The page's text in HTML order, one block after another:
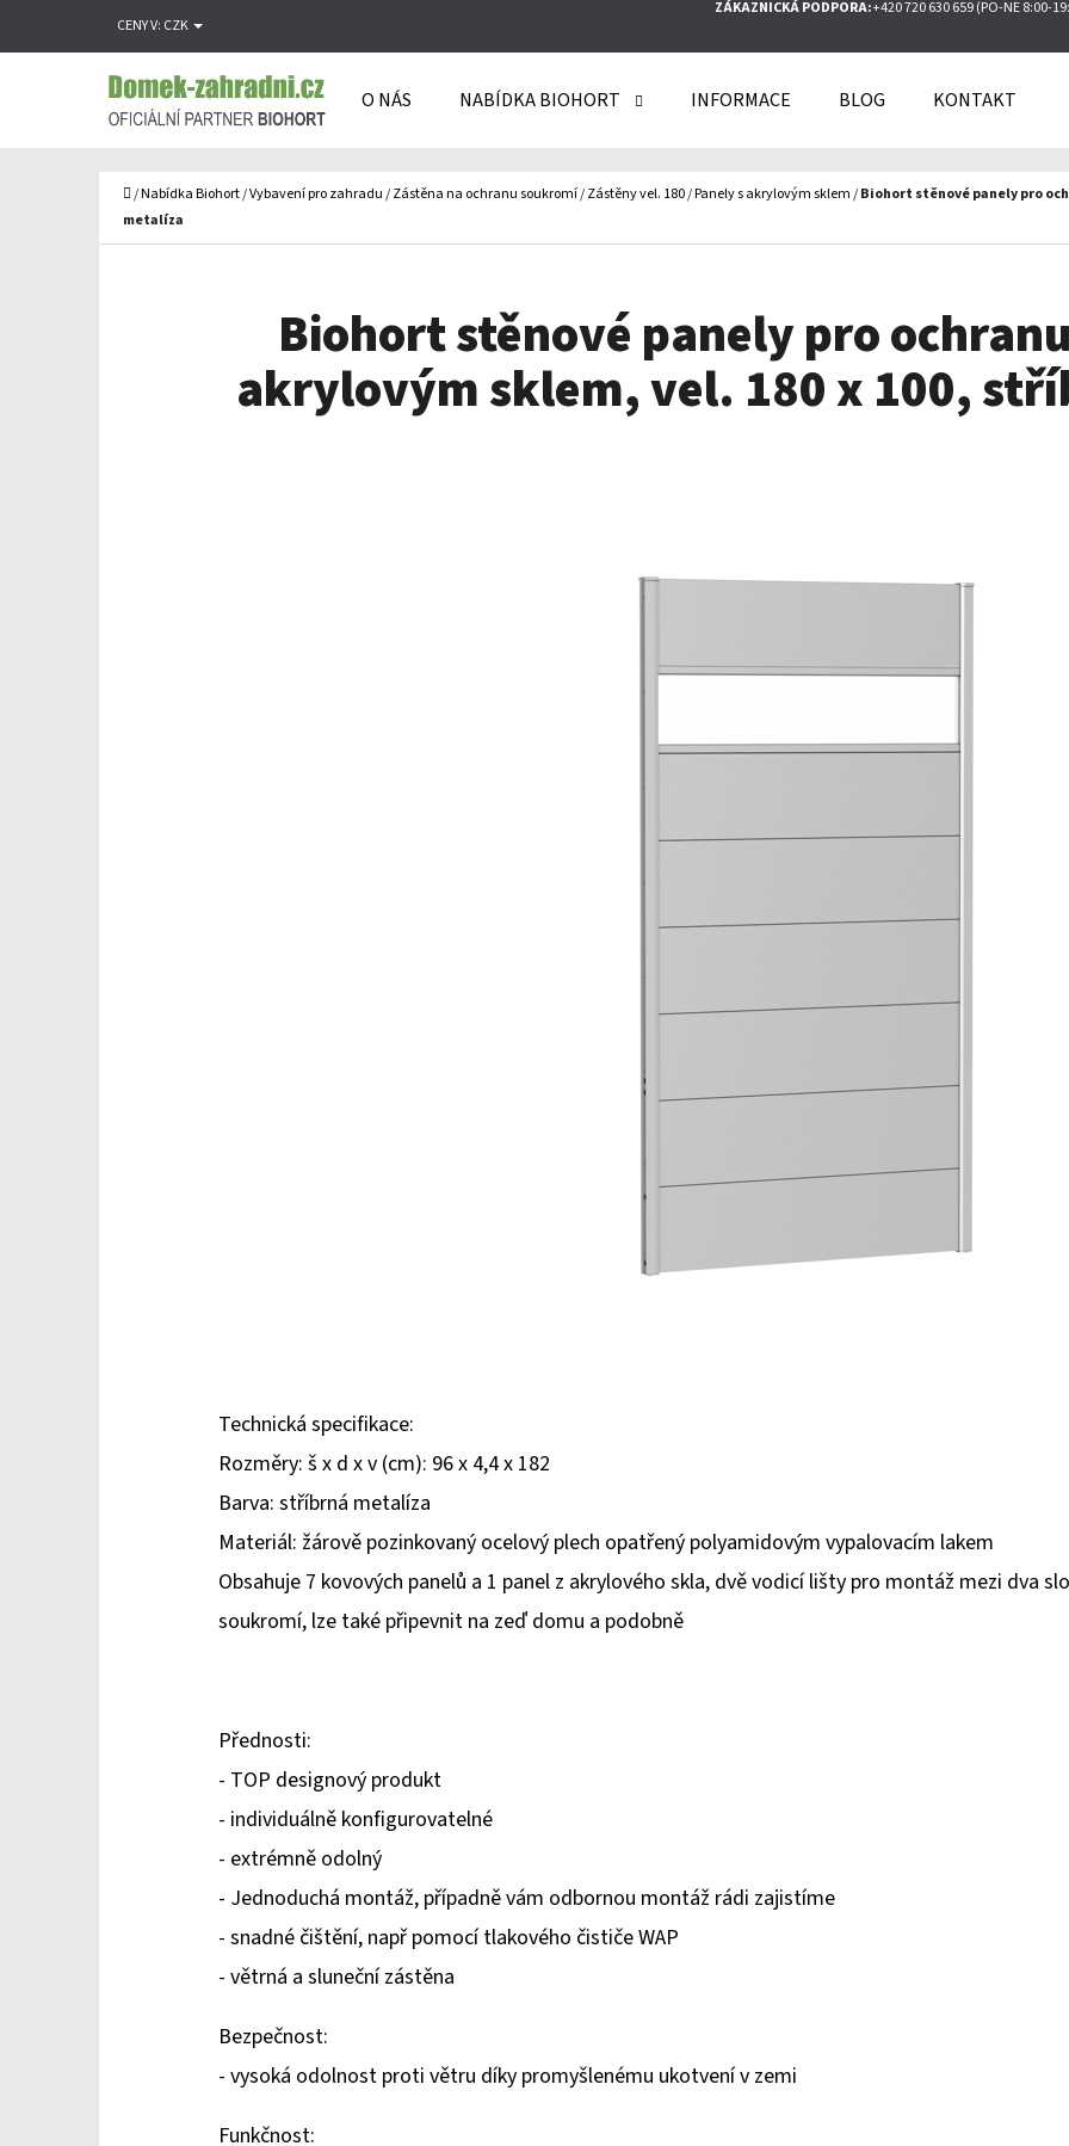
na
CENY V: CZK
ZÁKAZNICKÁ PODPORA:+420 720 630 659 (PO-NE 8:00-
O NÁS NABÍDKA BIOHORT INFORMACE BLOG KONTAKT
Domů
/Nabídka Biohort/Vybavení pro zahradu/Zástěna na ochranu soukromí/Zástěny vel. 180/Panely s akrylovým sklem/Biohort stěnové panely pro
metalíza
Biohort stěnové panely pro
akrylovým sklem, vel. 180 x 100,
Technická specifikace:
Rozměry: š x d x v (cm): 96 x 4,4 x 182
Barva: stříbrná metalíza
Materiál: žárově pozinkovaný ocelový plech opatřený polyamidovým vypalovacím lakem
Obsahuje 7 kovových panelů a 1 panel z akrylového skla, dvě vodicí lišty pro montáž mezi dva
soukromí, lze také připevnit na zeď domu a podobně
Přednosti:
- TOP designový produkt
- individuálně konfigurovatelné
- extrémně odolný
- Jednoduchá montáž, případně vám odbornou montáž rádi zajistíme
- snadné čištění, např pomocí tlakového čističe WAP
- větrná a sluneční zástěna
Bezpečnost:
- vysoká odolnost proti větru díky promyšlenému ukotvení v zemi
Funkčnost:
O
Zpět
obchodu
Zpět
obchodu
HLEDAT
DOPORUČUJEME